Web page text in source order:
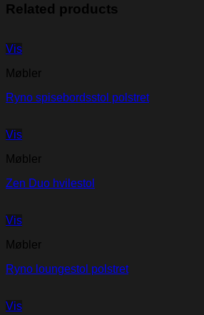
Related products
Vis
Møbler
Ryno spisebordsstol polstret
Vis
Møbler
Zen Duo hvilestol
Vis
Møbler
Ryno loungestol polstret
Vis